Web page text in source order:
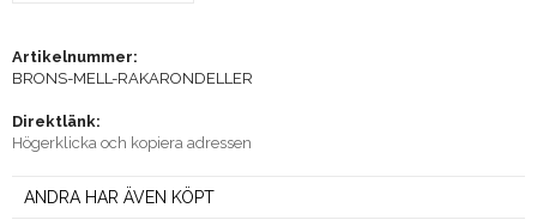
Artikelnummer:
BRONS-MELL-RAKARONDELLER
Direktlänk:
Högerklicka och kopiera adressen
ANDRA HAR ÄVEN KÖPT